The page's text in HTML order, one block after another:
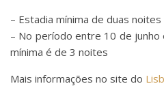
– Estadia mínima de duas noites
– No período entre 10 de
mínima é de 3 noites
Mais informações no site do